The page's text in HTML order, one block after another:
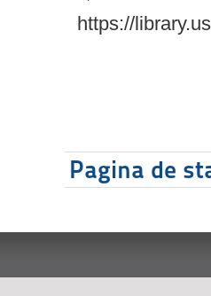
https://
Pagina de